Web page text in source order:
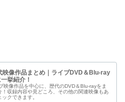
映像作品まとめ｜ライブDVD＆Blu-ray
挙紹介！
映像作品を中心に、歴代のDVD＆Blu-rayをま
！収録内容や見どころ、その他の関連映像もあ
クできます。